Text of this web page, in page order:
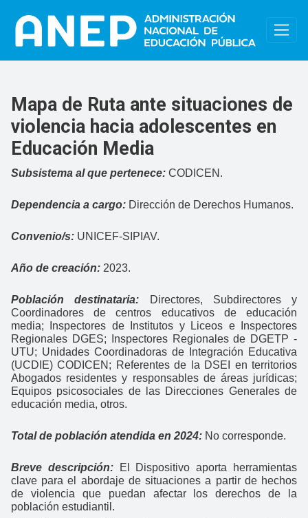
Mapa de Ruta ante situaciones de
violencia hacia adolescentes en
Educación Media
Subsistema al que pertenece: CODICEN.
Dependencia a cargo: Dirección de Derechos Humanos.
Convenio/s: UNICEF-SIPIAV.
Año de creación: 2023.
Población destinataria:
Directores, Subdirectores y
Coordinadores de centros educativos de educación
media; Inspectores de Institutos y Liceos e Inspectores
Regionales DGES; Inspectores Regionales de DGETP -
UTU; Unidades Coordinadoras de Integración Educativa
(UCDIE) CODICEN; Referentes de la DSEI en territorios
Abogados residentes y responsables de áreas jurídicas;
Equipos psicosociales de las Direcciones Generales de
educación media, otros.
Total de población atendida en 2024: No corresponde.
Breve descripción:
El Dispositivo aporta herramientas
clave para el abordaje de situaciones a partir de hechos
de violencia que puedan afectar los derechos de la
población estudiantil.